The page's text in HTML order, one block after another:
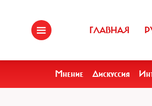
ГЛАВНАЯ
Мнение Дискуссия